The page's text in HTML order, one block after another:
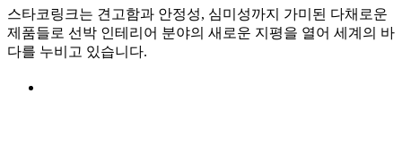
스타코링크는 견고함과 안정성, 심미성까지 가미된 다채로운
제품들로 선박 인테리어 분야의 새로운 지평을 열어 세계의 바
다를 누비고 있습니다.